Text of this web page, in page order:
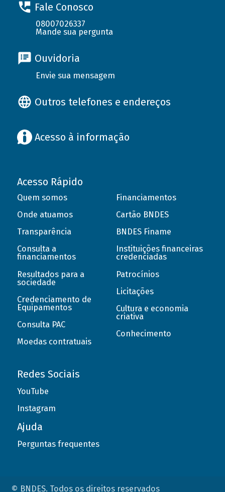
Fale Conosco
08007026337
Mande sua pergunta
Ouvidoria
Envie sua mensagem
Outros telefones e endereços
Acesso à informação
Acesso Rápido
Quem somos
Onde atuamos
Transparência
Consulta a
financiamentos
Resultados para a
sociedade
Credenciamento de
Equipamentos
Consulta PAC
Moedas contratuais
Financiamentos
Cartão BNDES
BNDES Finame
Instituições financeiras
credenciadas
Patrocínios
Licitações
Cultura e economia
criativa
Conhecimento
Redes Sociais
YouTube
Instagram
Ajuda
Perguntas frequentes
© BNDES. Todos os direitos reservados